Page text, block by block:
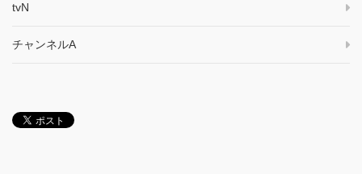
tvN
チャンネルA